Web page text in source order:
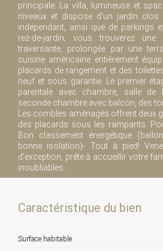
principale. La villa, lumineuse et
niveaux et dispose d'un jardin clos
indépendant, ainsi que de parkings
rez-de-jardin, vous trouverez
traversante, prolongée par une
cuisine américaine entièrement
placards de rangement et des
neuf et sous garantie. Le premier
parentale avec chambre, salle de
seconde chambre avec balcon, des
Les combles aménagés offrent deux
des placards sous les rampants.
Bon classement énergétique
bonne isolation)- Tout à pied!
d'exception, prête à accueillir votre
inoubliables.
Caractéristique du bien
Surface habitable